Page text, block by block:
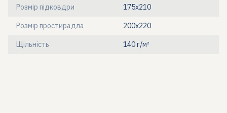
Розмір підковдри 175x210
Розмір простирадла 200x220
Щільність 140 г/м²